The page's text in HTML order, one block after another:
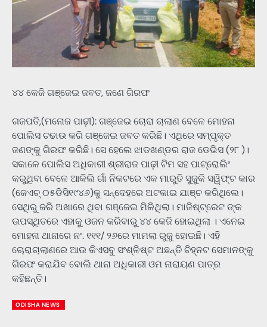
୪୪ କେଜି ଗଞ୍ଜେଇ ଜବତ, ଜଣେ ଗିରଫ
ଗଜପତି,(ମନୋଜ ପାଢ଼ୀ): ଗଞ୍ଜେଇ ଚୋରା ଚାଲାଣ ବେଳେ ମୋହନା
ପୋଲିସ ଚଢାଉ କରି ଗଞ୍ଜେଇ ଜବତ କରିଛି। ଏଥିରେ ସମ୍ପୃକ୍ତ
ଜଣଙ୍କୁ ଗିରଫ କରିଛି। ସେ ହେଲେ ଝାଡଖଣ୍ଡର ରାଜ ଡେଭିସ (୨୮ )।
ସକାଳେ ପୋଲିସ ଅଧିକାରୀ ଶ୍ରୀରାଜ ପାଢ଼ୀ ଟିମ ସହ ପାଟ୍ରୋଲିଂ
କରୁଥିବା ବେଳେ ଆକିଲି ଗାଁ ନିକଟରେ ଏକ ମାରୁତି ସୁଜୁକି ସୱିଫ୍ଟ କାର
(ଜେଏଚ୍‌ ୦୫ଡିସି୧୯୪୬)କୁ ସନ୍ଦେହରେ ଅଟକାଇ ଯାଞ୍ଚ କରିଥିଲେ।
ସେଥିରୁ ଜରି ଅଖାରେ ଥିବା ଗଞ୍ଜେଇ ମିଳିଥିଲା। ମାଜିଷ୍ଟ୍ରେଟ ଙ୍କ
ଉପସ୍ଥିତରେ ଏହାକୁ ଓଜନ କରିବାରୁ ୪୪ କେଜି ହୋଇଥିଲା । ଏନେଇ
ମୋହନା ଥାନାରେ ନଂ. ୧୧୧/ ୨୬ରେ ମାମଲା ରୁଜୁ ହୋଇଛି। ଏହି
ଚୋରାଚାଲାଣରେ ଆଉ କିଏସବୁ ସଂଶ୍ଳିଷ୍ଟ ଅଛନ୍ତି ଚିହ୍ନଟ ସେମାନଙ୍କୁ
ଗିରଫ କରାଯିବ ବୋଲି ଥାନା ଅଧିକାରୀ ଓମ ନାରାୟଣ ପାତ୍ର
କହିଛନ୍ତି।
ODISHA NEWS